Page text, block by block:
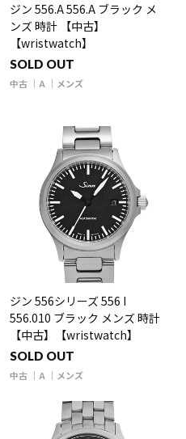
ジン 556.A 556.A ブラック メ
ンズ 時計 【中古】
【wristwatch】
SOLD OUT
中古 A メンズ
ジン 556シリーズ 556 I
556.010 ブラック メンズ 時計
【中古】【wristwatch】
SOLD OUT
中古 A メンズ